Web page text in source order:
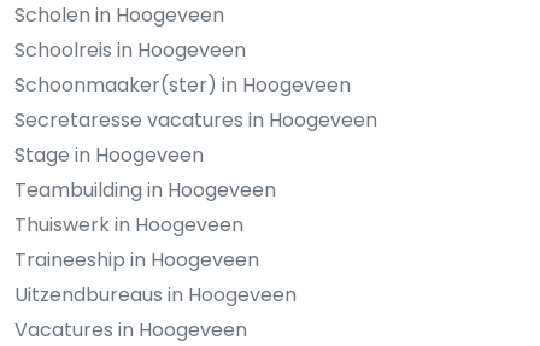
Scholen in Hoogeveen
Schoolreis in Hoogeveen
Schoonmaaker(ster) in Hoogeveen
Secretaresse vacatures in Hoogeveen
Stage in Hoogeveen
Teambuilding in Hoogeveen
Thuiswerk in Hoogeveen
Traineeship in Hoogeveen
Uitzendbureaus in Hoogeveen
Vacatures in Hoogeveen